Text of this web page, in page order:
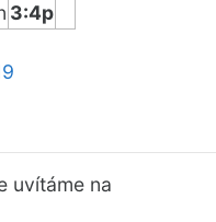
3:4p
uvítáme na